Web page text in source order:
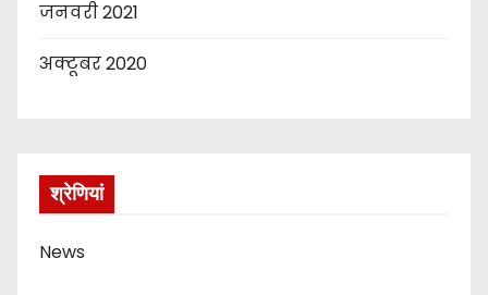
जनवरी 2021
अक्टूबर 2020
श्रेणियां
News